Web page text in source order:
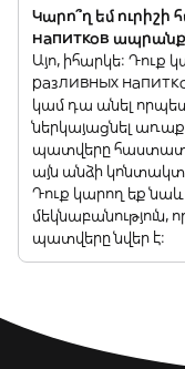
Կարո՞ղ եմ ուրիշի
напитков
Այո, իհարկե: Դուք
разливных
կամ դա անել
ներկայացնել
պատվերը
այն անձի
Դուք կարող եք
պատվերը նվեր է: